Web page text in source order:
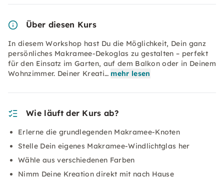
Über diesen Kurs
In diesem Workshop hast Du die Möglichkeit, Dein ganz
persönliches Makramee-Dekoglas zu gestalten – perfekt
für den Einsatz im Garten, auf dem Balkon oder in Deinem
Wohnzimmer. Deiner Kreati… mehr lesen
Wie läuft der Kurs ab?
Erlerne die grundlegenden Makramee-Knoten
Stelle Dein eigenes Makramee-Windlichtglas her
Wähle aus verschiedenen Farben
Nimm Deine Kreation direkt mit nach Hause